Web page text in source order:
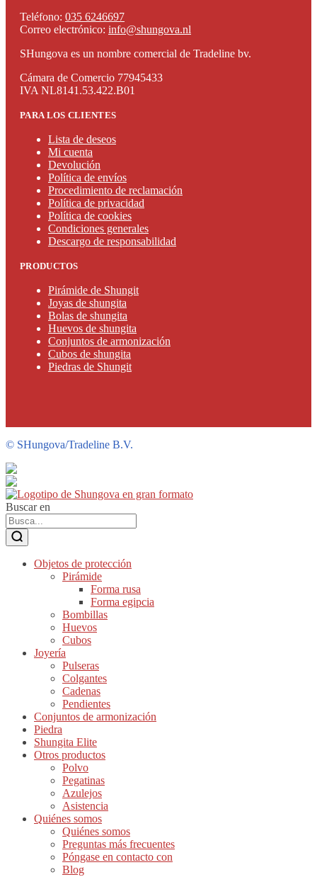
Teléfono: 035 6246697
Correo electrónico: info@shungova.nl
SHungova es un nombre comercial de Tradeline bv.
Cámara de Comercio 77945433
IVA NL8141.53.422.B01
PARA LOS CLIENTES
Lista de deseos
Mi cuenta
Devolución
Política de envíos
Procedimiento de reclamación
Política de privacidad
Política de cookies
Condiciones generales
Descargo de responsabilidad
PRODUCTOS
Pirámide de Shungit
Joyas de shungita
Bolas de shungita
Huevos de shungita
Conjuntos de armonización
Cubos de shungita
Piedras de Shungit
© SHungova/Tradeline B.V.
Buscar en
Objetos de protección
Pirámide
Forma rusa
Forma egipcia
Bombillas
Huevos
Cubos
Joyería
Pulseras
Colgantes
Cadenas
Pendientes
Conjuntos de armonización
Piedra
Shungita Elite
Otros productos
Polvo
Pegatinas
Azulejos
Asistencia
Quiénes somos
Quiénes somos
Preguntas más frecuentes
Póngase en contacto con
Blog